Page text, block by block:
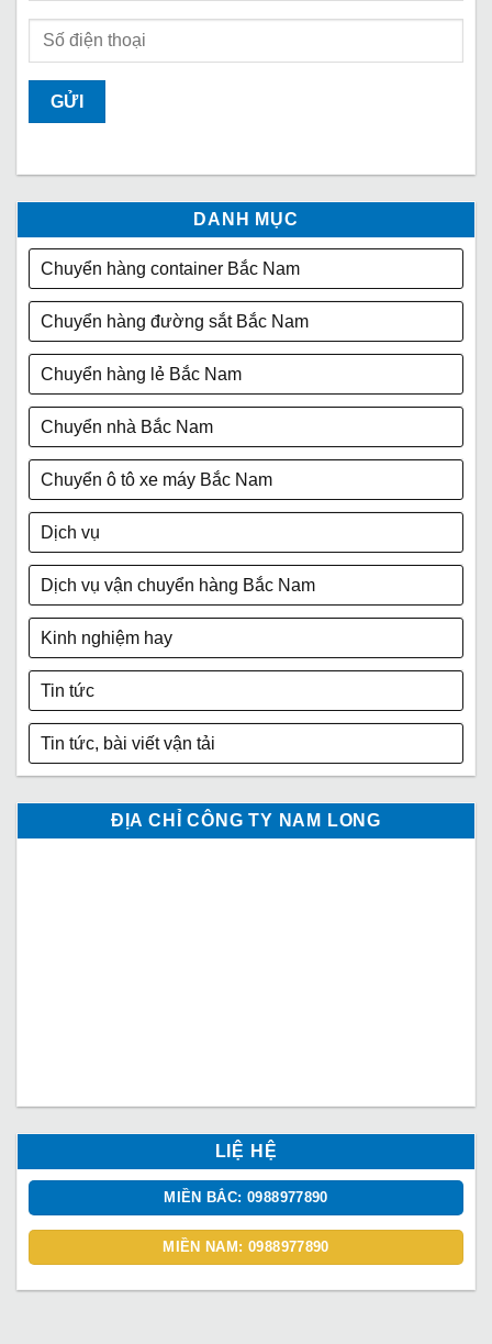
DANH MỤC
Chuyển hàng container Bắc Nam
Chuyển hàng đường sắt Bắc Nam
Chuyển hàng lẻ Bắc Nam
Chuyển nhà Bắc Nam
Chuyển ô tô xe máy Bắc Nam
Dịch vụ
Dịch vụ vận chuyển hàng Bắc Nam
Kinh nghiệm hay
Tin tức
Tin tức, bài viết vận tải
ĐỊA CHỈ CÔNG TY NAM LONG
LIỆ HỆ
MIỀN BẮC: 0988977890
MIỀN NAM: 0988977890